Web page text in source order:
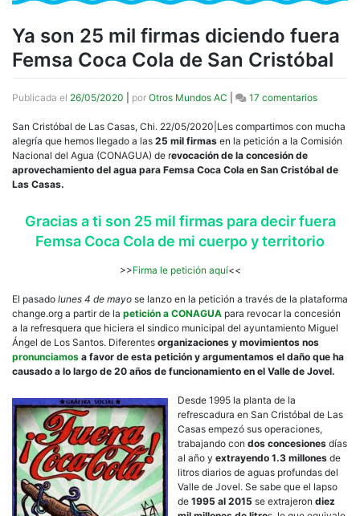
Ya son 25 mil firmas diciendo fuera
Femsa Coca Cola de San Cristóbal
Publicada el 26/05/2020 por Otros Mundos AC 17 comentariosen
son
25
firmas
Coca
Cola
San Cristóbal de Las Casas, Chi. 22/05/2020|Les compartimos con mucha
alegría que hemos llegado a las 25 mil firmas en la petición a la Comisión
Nacional del Agua (CONAGUA) de revocación de la concesión de
aprovechamiento del agua para Femsa Coca Cola en San Cristóbal de
Las Casas.
Gracias a ti son 25 mil firmas para decir fuera
Femsa Coca Cola de mi cuerpo y territorio
>>Firma le petición aquí<<
El pasado lunes 4 de mayo se lanzo en la petición a través de la plataforma
change.org a partir de la petición a CONAGUA para revocar la concesión
a la refresquera que hiciera el sindico municipal del ayuntamiento Miguel
Ángel de Los Santos. Diferentes organizaciones y movimientos nos
pronunciamos a favor de esta petición y argumentamos el daño que ha
causado a lo largo de 20 años de funcionamiento en el Valle de Jovel.
Desde 1995 la planta de la
refrescadura en San Cristóbal de Las
Casas empezó sus operaciones,
trabajando con dos concesiones días
al año y extrayendo 1.3 millones de
litros diarios de aguas profundas del
Valle de Jovel. Se sabe que el lapso
de 1995 al 2015 se extrajeron diez